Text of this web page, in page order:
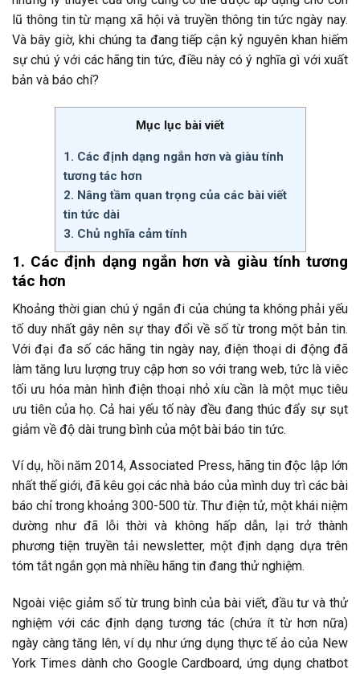
lũ thông tin từ mạng xã hội và truyền thông tin tức ngày nay.
Và bây giờ, khi chúng ta đang tiếp cận kỷ nguyên khan hiếm
sự chú ý với các hãng tin tức, điều này có ý nghĩa gì với xuất
bản và báo chí?
Mục lục bài viết
1. Các định dạng ngắn hơn và giàu tính
tương tác hơn
2. Nâng tầm quan trọng của các bài viết
tin tức dài
3. Chủ nghĩa cảm tính
1. Các định dạng ngắn hơn và giàu tính tương
tác hơn
Khoảng thời gian chú ý ngắn đi của chúng ta không phải yếu
tố duy nhất gây nên sự thay đổi về số từ trong một bản tin.
Với đại đa số các hãng tin ngày nay, điện thoại di động đã
làm tăng lưu lượng truy cập hơn so với trang web, tức là viêc
tối ưu hóa màn hình điện thoại nhỏ xíu cần là một mục tiêu
ưu tiên của họ. Cả hai yếu tố này đều đang thúc đẩy sự sụt
giảm về độ dài trung bình của một bài báo tin tức.
Ví dụ, hồi năm 2014, Associated Press, hãng tin độc lập lớn
nhất thế giới, đã kêu gọi các nhà báo của mình duy trì các bài
báo chỉ trong khoảng 300-500 từ. Thư điện tử, một khái niệm
dường như đã lỗi thời và không hấp dẫn, lại trở thành
phương tiện truyền tải newsletter, một định dạng dựa trên
tóm tắt ngắn gọn mà nhiều hãng tin đang thử nghiệm.
Ngoài việc giảm số từ trung bình của bài viết, đầu tư và thử
nghiệm với các định dạng tương tác (chứa ít từ hơn nữa)
ngày càng tăng lên, ví dụ như ứng dụng thực tế ảo của New
York Times dành cho Google Cardboard, ứng dụng chatbot